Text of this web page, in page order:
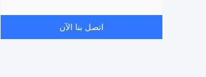
اتصل بنا الآن